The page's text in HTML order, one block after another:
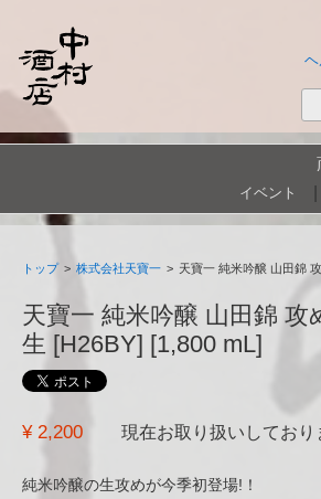
イベント
トップ > 株式会社天寶一 > 天寶一 純米吟醸 山田錦
天寶一 純米吟醸 山田錦 攻
生 [H26BY] [1,800 mL]
¥ 2,200 現在お取り扱いしており
純米吟醸の生攻めが今季初登場!！